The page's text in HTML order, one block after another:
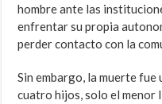
hombre ante las
enfrentar su propia
perder contacto con la
Sin embargo, la muerte
cuatro hijos, solo el menor